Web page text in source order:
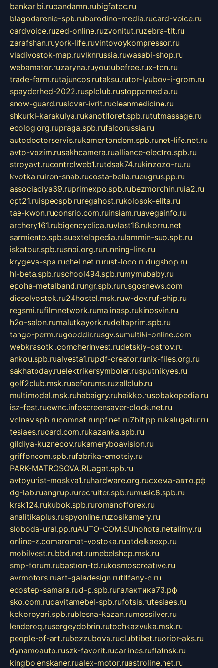
bankaribi.rubandamn.rubigfatcc.ru
blagodarenie-spb.ruborodino-media.rucard-voice.ru
cardvoice.ruzed-online.ruzvonitut.ruzebra-tlt.ru
zarafshan.ruyork-life.ruvintovoykompressor.ru
vladivostok-map.ruvlknrussia.ruwasabi-shop.ru
webamator.ruzaryna.ruyoutubefree.rux-ton.ru
trade-farm.rutajuncos.rutaksu.rutor-lyubov-i-grom.ru
spayderhed-2022.rusplclub.rustoppamedia.ru
snow-guard.ruslovar-ivrit.rucleanmedicine.ru
shkurki-karakulya.rukanotiforet.spb.rututmassage.ru
ecolog.org.rupraga.spb.rufalcorussia.ru
autodoctorservis.rukamertondom.spb.runet-life.net.ru
avto-vozim.rusakhcamera.rualliance-electro.spb.ru
stroyavt.rucontrolweb1.rutdsak74.rukinzozo-ru.ru
kvotka.ruiron-snab.rucosta-bella.rueugrus.pp.ru
associaciya39.ruprimexpo.spb.rubezmorchin.ruia2.ru
cpt21.ruispecspb.ruregahost.rukolosok-elita.ru
tae-kwon.ruconsrio.com.ruinsiam.ruavegainfo.ru
archery161.rubigencyclica.ruvlast16.rukorru.net
sarmiento.spb.suextelopedia.rulammin-suo.spb.ru
iskatour.spb.rusnpi.org.rurunning-line.ru
krygeva-spa.ruchel.net.rurust-loco.rudugshop.ru
hl-beta.spb.ruschool494.spb.rumymubaby.ru
epoha-metalband.rungr.spb.rurusgosnews.com
dieselvostok.ru24hostel.msk.ruw-dev.ruf-ship.ru
regsmi.rufilmnetwork.rumalinasp.rukinosvin.ru
h2o-salon.rumalutkayork.rudeltaprim.spb.ru
tango-perm.rugooddir.rusgv.sumultiki-online.com
webkrasotki.comcherinvest.rudetskiy-ostrov.ru
ankou.spb.rualvesta1.rupdf-creator.runix-files.org.ru
sakhatoday.ruelektrikersymboler.rusputnikyes.ru
golf2club.msk.ruaeforums.ruzallclub.ru
multimodal.msk.ruhabaigry.ruhaikko.rusobakopedia.ru
isz-fest.ruewnc.infoscreensaver-clock.net.ru
volnav.spb.rucomnat.runpf.net.ru7bit.pp.rukalugatur.ru
tesiaes.rucard.com.rukazanka.spb.ru
gildiya-kuznecov.rukameryboavision.ru
griffoncom.spb.rufabrika-emotsiy.ru
PARK-MATROSOVA.RUagat.spb.ru
avtoyurist-moskva1.ruhardware.org.ruсхема-авто.рф
dg-lab.ruangrup.rurecruiter.spb.rumusic8.spb.ru
krsk124.rukubok.spb.ruromanofforex.ru
analitikaplus.ruspyonline.ruzosikamery.ru
sloboda-ural.pp.ruAUTO-COM.SUhohota.netalimy.ru
online-z.comaromat-vostoka.ruotdelkaexp.ru
mobilvest.rubbd.net.rumebelshop.msk.ru
smp-forum.rubastion-td.rukosmoscreative.ru
avrmotors.ruart-galadesign.rutiffany-c.ru
ecostep-samara.rud-p.spb.ruгалактика73.рф
sko.com.rudavitamebel-spb.rufotsis.rutesiaes.ru
kokoroyari.spb.rublesna-kazan.rumossilver.ru
lenderoq.rusergeydobrin.rutochkazvuka.msk.ru
people-of-art.rubezzubova.ruclubtibet.ruorior-aks.ru
dynamoauto.ruszk-favorit.rucarlines.ruflatnsk.ru
kingbolenskaner.rualex-motor.ruastroline.net.ru